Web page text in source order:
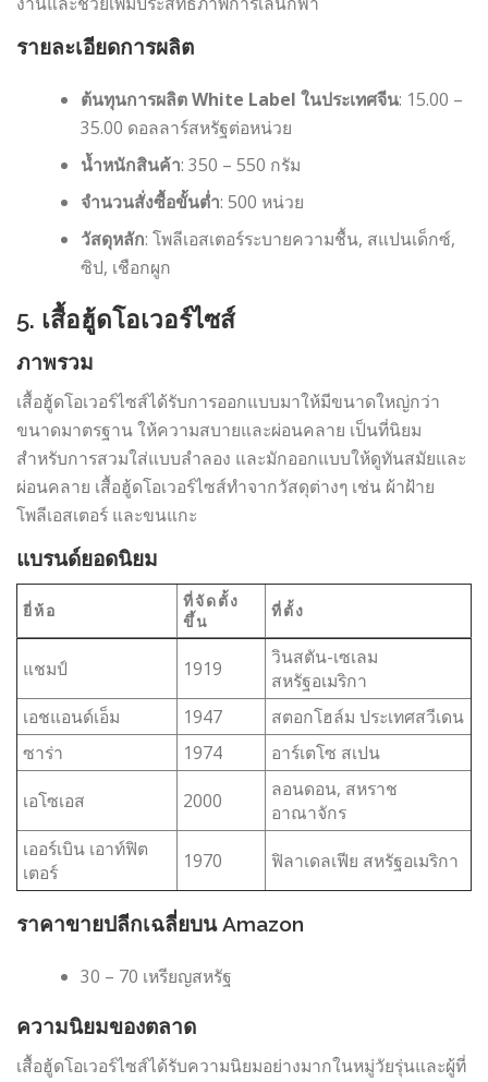
รายละเอียดการผลิต
ต้นทุนการผลิต White Label ในประเทศจีน: 15.00 –
35.00 ดอลลาร์สหรัฐต่อหน่วย
น้ำหนักสินค้า: 350 – 550 กรัม
จำนวนสั่งซื้อขั้นต่ำ: 500 หน่วย
วัสดุหลัก: โพลีเอสเตอร์ระบายความชื้น, สแปนเด็กซ์,
ซิป, เชือกผูก
5. เสื้อฮู้ดโอเวอร์ไซส์
ภาพรวม
เสื้อฮู้ดโอเวอร์ไซส์ได้รับการออกแบบมาให้มีขนาดใหญ่กว่า
ขนาดมาตรฐาน ให้ความสบายและผ่อนคลาย เป็นที่นิยม
สำหรับการสวมใส่แบบลำลอง และมักออกแบบให้ดูทันสมัยและ
ผ่อนคลาย เสื้อฮู้ดโอเวอร์ไซส์ทำจากวัสดุต่างๆ เช่น ผ้าฝ้าย
โพลีเอสเตอร์ และขนแกะ
แบรนด์ยอดนิยม
ยี่ห้อ
ที่จัดตั้ง
ขึ้น
ที่ตั้ง
แชมป์ 1919
วินสตัน-เซเลม
สหรัฐอเมริกา
เอชแอนด์เอ็ม
1947
สตอกโฮล์ม ประเทศสวีเดน
ซาร่า
1974
อาร์เตโซ สเปน
เอโซเอส
2000
ลอนดอน, สหราช
อาณาจักร
เออร์เบิน เอาท์ฟิต
เตอร์
1970 ฟิลาเดลเฟีย สหรัฐอเมริกา
ราคาขายปลีกเฉลี่ยบน Amazon
30 – 70 เหรียญสหรัฐ
ความนิยมของตลาด
เสื้อฮู้ดโอเวอร์ไซส์ได้รับความนิยมอย่างมากในหมู่วัยรุ่นและผู้ที่